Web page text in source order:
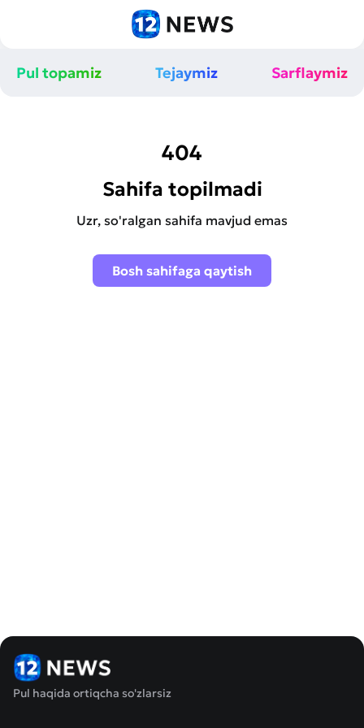
Pul topamiz Tejaymiz Sarflaymiz
404
Sahifa topilmadi
Uzr, so'ralgan sahifa mavjud emas
Bosh sahifaga qaytish
Pul haqida ortiqcha so'zlarsiz